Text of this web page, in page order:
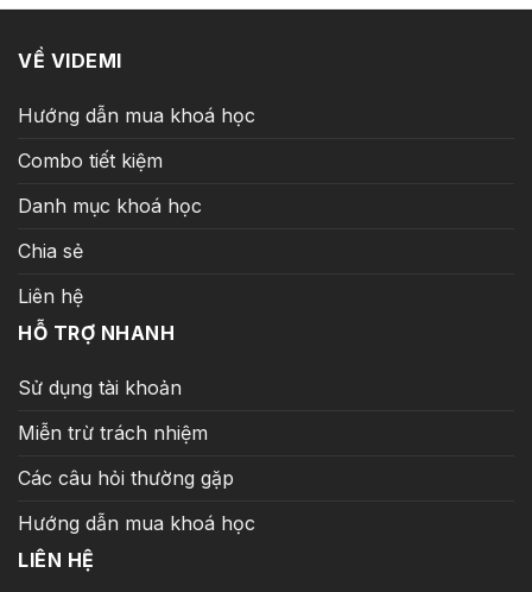
VỀ VIDEMI
Hướng dẫn mua khoá học
Combo tiết kiệm
Danh mục khoá học
Chia sẻ
Liên hệ
HỖ TRỢ NHANH
Sử dụng tài khoản
Miễn trừ trách nhiệm
Các câu hỏi thường gặp
Hướng dẫn mua khoá học
LIÊN HỆ